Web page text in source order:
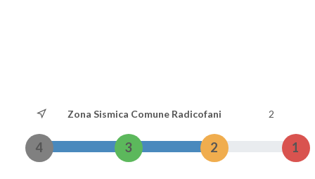
Zona Sismica Comune Radicofani 2
4 3 2 1